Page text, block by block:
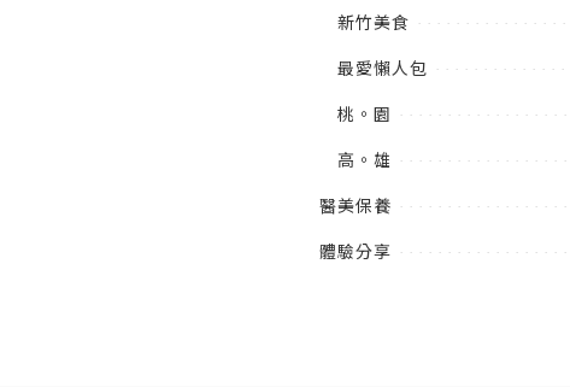
新竹美食
最愛懶人包
桃。園
高。雄
醫美保養
體驗分享